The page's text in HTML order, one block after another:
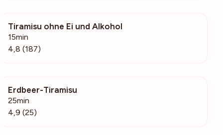
Tiramisu ohne Ei und Alkohol
15min
4,8 (187)
Erdbeer-Tiramisu
25min
4,9 (25)